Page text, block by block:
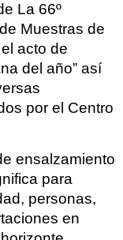
La 66º
Muestras de
acto de
del año” así
por el Centro
ensalzamiento
para
personas,
en